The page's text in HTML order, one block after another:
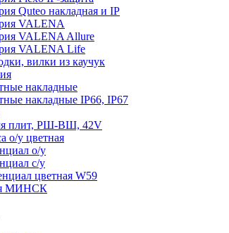
Quteo накладная и IP
VALENA
VALENA Allure
VALENA Life
вилки из каучук
накладные
накладные IP66, IP67
плит, РШ-ВШ, 42V
о/у цветная
о/у
с/у
цветная W59
МИНСК